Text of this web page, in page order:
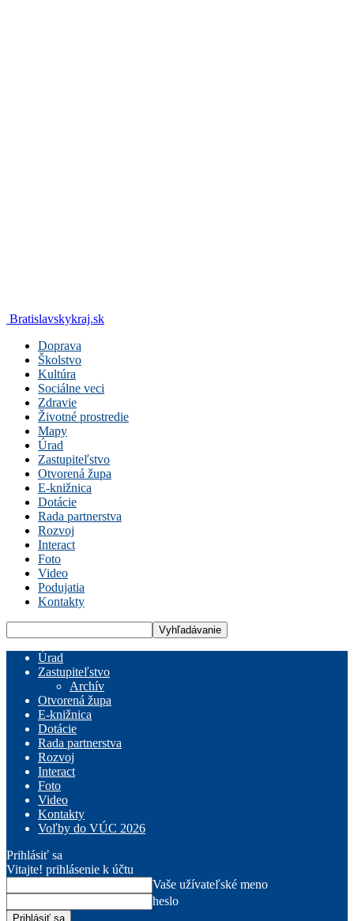
Bratislavskykraj.sk
Doprava
Školstvo
Kultúra
Sociálne veci
Zdravie
Životné prostredie
Mapy
Úrad
Zastupiteľstvo
Otvorená župa
E-knižnica
Dotácie
Rada partnerstva
Rozvoj
Interact
Foto
Video
Podujatia
Kontakty
Úrad
Zastupiteľstvo
Archív
Otvorená župa
E-knižnica
Dotácie
Rada partnerstva
Rozvoj
Interact
Foto
Video
Kontakty
Voľby do VÚC 2026
Prihlásiť sa
Vitajte! prihlásenie k účtu
Vaše užívateľské meno
heslo